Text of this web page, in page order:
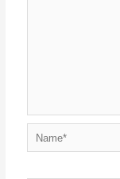
Name*